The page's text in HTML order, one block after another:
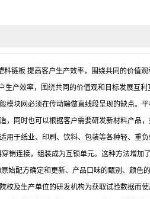
料链板 提高客户生产效率，围绕共同的价
产效率，围绕共同的价值观和目标发展互
块网必须在传动端做直线段呈现的缺点
同时也可以根据客户需要研发新材料产
于纸业、印刷、饮料、包装等各种轻、
销连接，组装成为互锁单元。这种方法增
始配方确定和更新、产品口味的甄别、颜
及生产单位的研发机构为获取试验数据